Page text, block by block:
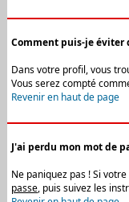
Comment puis-je éviter
Dans votre profil, vous
Vous serez compté
Revenir en haut de page
J'ai perdu mon mot de
Ne paniquez pas ! Si
passe, puis suivez les